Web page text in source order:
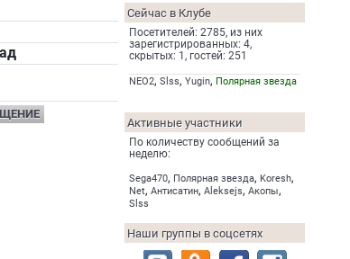
Сейчас в Клубе
Посетителей: 2785, из них
зарегистрированных: 4,
скрытых: 1, гостей: 251
NEO2, Slss, Yugin, Полярная звезда
Активные участники
По количеству сообщений за
неделю:
Sega470, Полярная звезда, Koresh,
Net, Антисатин, Aleksejs, Акопы,
Slss
Наши группы в соцсетях